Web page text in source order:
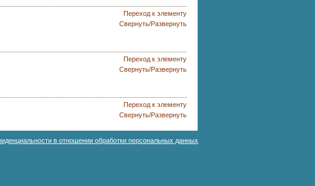
Переход к элементу
Свернуть/Развернуть
Переход к элементу
Свернуть/Развернуть
Переход к элементу
Свернуть/Развернуть
в отношении обработки персональных данных